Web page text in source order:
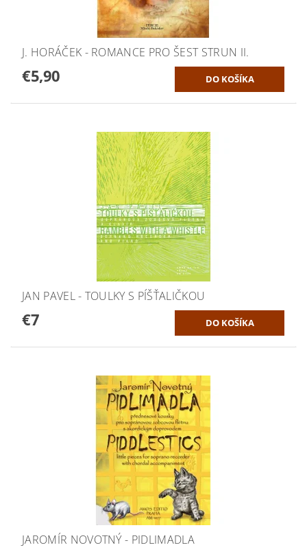
J. HORÁČEK - ROMANCE PRO ŠEST STRUN II.
€5,90
JAN PAVEL - TOULKY S PÍŠŤALIČKOU
€7
JAROMÍR NOVOTNÝ - PIDLIMADLA